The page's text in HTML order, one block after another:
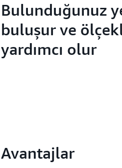
Bulunduğunuz
buluşur ve
yardımcı olur
Avantajlar